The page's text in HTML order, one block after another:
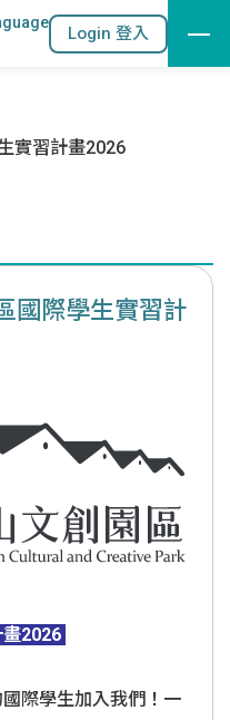
uage
Login 登入
實習計畫2026
國際學生實習計
2026
際學生加入我們！一